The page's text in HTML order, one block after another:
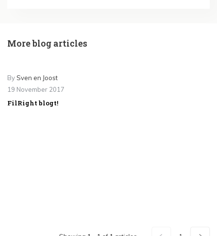
More blog articles
BySven en Joost
19 November 2017
FilRight blogt!